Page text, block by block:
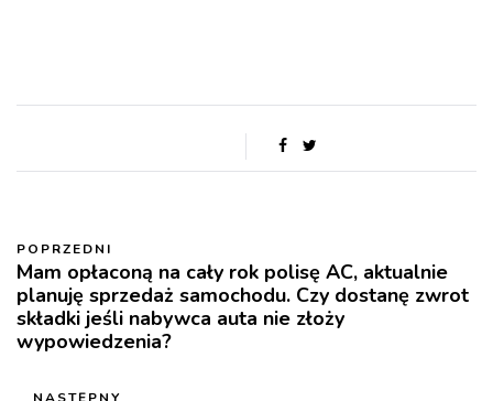
POPRZEDNI
Mam opłaconą na cały rok polisę AC, aktualnie
planuję sprzedaż samochodu. Czy dostanę zwrot
składki jeśli nabywca auta nie złoży
wypowiedzenia?
NASTĘPNY